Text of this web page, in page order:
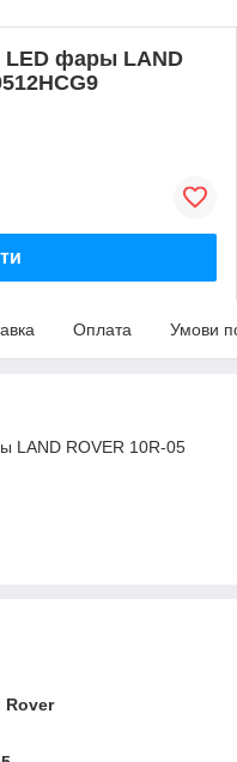
LED фары LAND
Оплата Умови
LAND ROVER 10R-05
Rover